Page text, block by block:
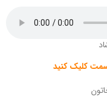
کلیک کنید